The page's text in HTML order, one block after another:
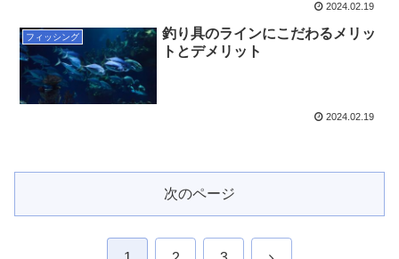
2024.02.19
フィッシング
釣り具のラインにこだわるメリッ
トとデメリット
2024.02.19
次のページ